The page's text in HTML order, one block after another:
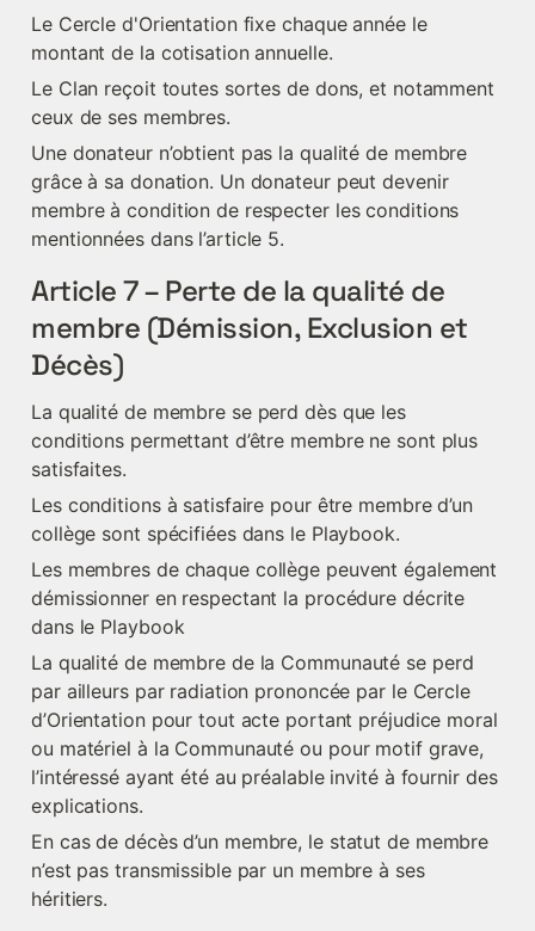
Le Cercle d'Orientation fixe chaque année le
montant de la cotisation annuelle.
Le Clan reçoit toutes sortes de dons, et notamment
ceux de ses membres.
Une donateur n’obtient pas la qualité de membre
grâce à sa donation. Un donateur peut devenir
membre à condition de respecter les conditions
mentionnées dans l’article 5.
Article 7 – Perte de la qualité de
membre (Démission, Exclusion et
Décès)
La qualité de membre se perd dès que les
conditions permettant d’être membre ne sont plus
satisfaites.
Les conditions à satisfaire pour être membre d’un
collège sont spécifiées dans le Playbook.
Les membres de chaque collège peuvent également
démissionner en respectant la procédure décrite
dans le Playbook
La qualité de membre de la Communauté se perd
par ailleurs par radiation prononcée par le Cercle
d’Orientation pour tout acte portant préjudice moral
ou matériel à la Communauté ou pour motif grave,
l’intéressé ayant été au préalable invité à fournir des
explications.
En cas de décès d’un membre, le statut de membre
n’est pas transmissible par un membre à ses
héritiers.